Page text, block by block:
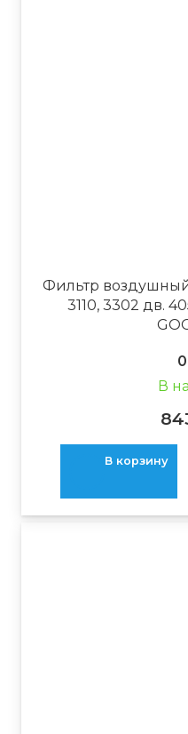
Фильтр
3110, 3302 дв.
0
В
В корзину